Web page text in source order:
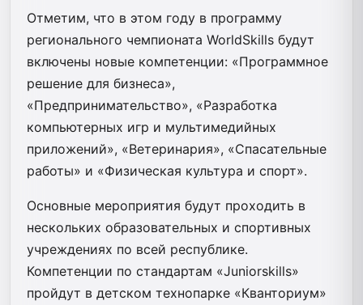
Отметим, что в этом году в программу
регионального чемпионата WorldSkills будут
включены новые компетенции: «Программное
решение для бизнеса»,
«Предпринимательство», «Разработка
компьютерных игр и мультимедийных
приложений», «Ветеринария», «Спасательные
работы» и «Физическая культура и спорт».
Основные мероприятия будут проходить в
нескольких образовательных и спортивных
учреждениях по всей республике.
Компетенции по стандартам «Juniorskills»
пройдут в детском технопарке «Кванториум»